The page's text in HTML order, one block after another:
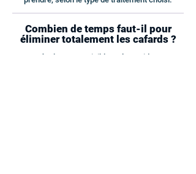
Combien de temps faut-il pour
éliminer totalement les cafards ?
Les résultats sont visibles très rapidement,